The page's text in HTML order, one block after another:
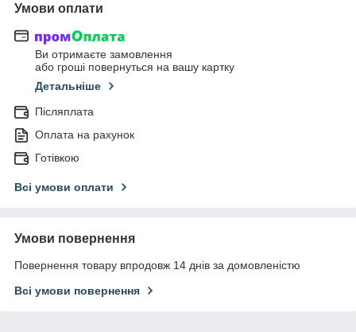
Умови оплати
Ви отримаєте замовлення
або гроші повернуться на вашу картку
Детальніше
Післяплата
Оплата на рахунок
Готівкою
Всі умови оплати
Умови повернення
Повернення товару впродовж 14 днів за домовленістю
Всі умови повернення